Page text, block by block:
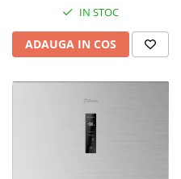
IN STOC
ADAUGA IN COS